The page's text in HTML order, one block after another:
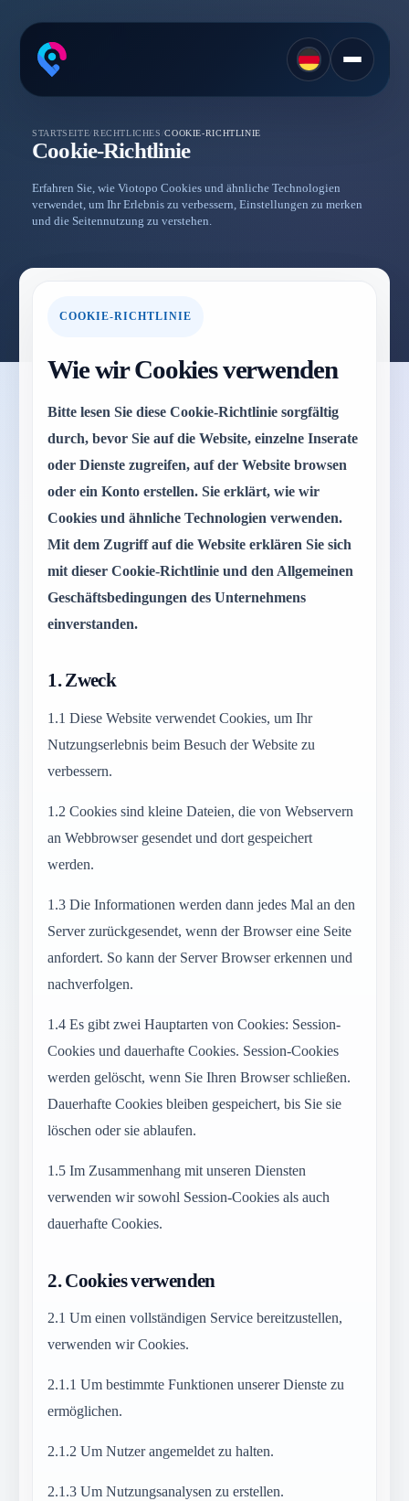
STARTSEITE RECHTLICHES /COOKIE-RICHTLINIE
Cookie-Richtlinie
Erfahren Sie, wie Viotopo Cookies und ähnliche Technologien
verwendet, um Ihr Erlebnis zu verbessern, Einstellungen zu merken
und die Seitennutzung zu verstehen.
COOKIE-RICHTLINIE
Wie wir Cookies verwenden
Bitte lesen Sie diese Cookie-Richtlinie sorgfältig
durch, bevor Sie auf die Website, einzelne Inserate
oder Dienste zugreifen, auf der Website browsen
oder ein Konto erstellen. Sie erklärt, wie wir
Cookies und ähnliche Technologien verwenden.
Mit dem Zugriff auf die Website erklären Sie sich
mit dieser Cookie-Richtlinie und den Allgemeinen
Geschäftsbedingungen des Unternehmens
einverstanden.
1.Zweck
1.1 Diese Website verwendet Cookies, um Ihr
Nutzungserlebnis beim Besuch der Website zu
verbessern.
1.2 Cookies sind kleine Dateien, die von Webservern
an Webbrowser gesendet und dort gespeichert
werden.
1.3 Die Informationen werden dann jedes Mal an den
Server zurückgesendet, wenn der Browser eine Seite
anfordert. So kann der Server Browser erkennen und
nachverfolgen.
1.4 Es gibt zwei Hauptarten von Cookies: Session-
Cookies und dauerhafte Cookies. Session-Cookies
werden gelöscht, wenn Sie Ihren Browser schließen.
Dauerhafte Cookies bleiben gespeichert, bis Sie sie
löschen oder sie ablaufen.
1.5 Im Zusammenhang mit unseren Diensten
verwenden wir sowohl Session-Cookies als auch
dauerhafte Cookies.
2.Cookies verwenden
2.1 Um einen vollständigen Service bereitzustellen,
verwenden wir Cookies.
2.1.1 Um bestimmte Funktionen unserer Dienste zu
ermöglichen.
2.1.2 Um Nutzer angemeldet zu halten.
2.1.3 Um Nutzungsanalysen zu erstellen.